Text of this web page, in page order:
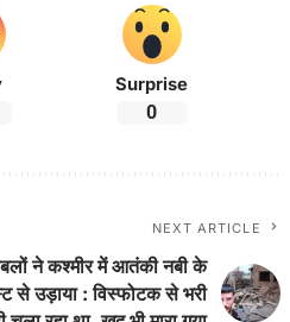
Surprise
0
NEXT ARTICLE
ने कश्मीर में आतंकी नबी के
से उड़ाया : विस्फोटक से भरी